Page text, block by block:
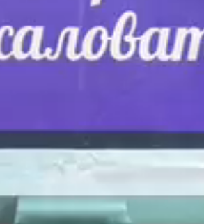
персональных данных.
СНИЛС — подать документы можно